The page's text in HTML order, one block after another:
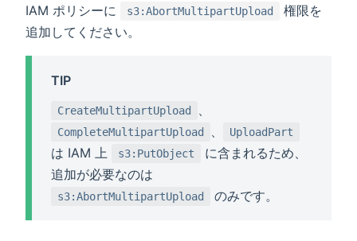
IAM ポリシーに
s3:AbortMultipartUpload
権限を
追加してください。
TIP
CreateMultipartUpload
CompleteMultipartUpload UploadPart
は IAM 上 s3:PutObject
に含まれるため、
追加が必要なのは
s3:AbortMultipartUpload のみです。